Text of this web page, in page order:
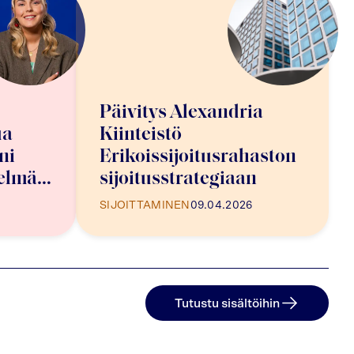
Päivitys Alexandria
Kiinteistö
Erikoissijoitusrahaston
sijoitusstrategiaan
SIJOITTAMINEN 09.04.2026
Tutustu sisältöihin